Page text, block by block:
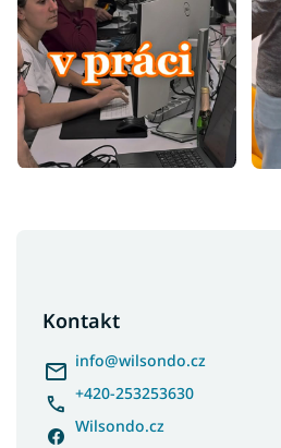
Kontakt
info@wilsondo.cz
+420-253253630
Wilsondo.cz